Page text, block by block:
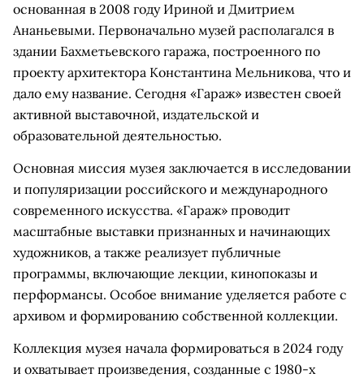
основанная в 2008 году Ириной и Дмитрием
Ананьевыми. Первоначально музей располагался в
здании Бахметьевского гаража, построенного по
проекту архитектора Константина Мельникова, что и
дало ему название. Сегодня «Гараж» известен своей
активной выставочной, издательской и
образовательной деятельностью.
Основная миссия музея заключается в исследовании
и популяризации российского и международного
современного искусства. «Гараж» проводит
масштабные выставки признанных и начинающих
художников, а также реализует публичные
программы, включающие лекции, кинопоказы и
перформансы. Особое внимание уделяется работе с
архивом и формированию собственной коллекции.
Коллекция музея начала формироваться в 2024 году
и охватывает произведения, созданные с 1980-х